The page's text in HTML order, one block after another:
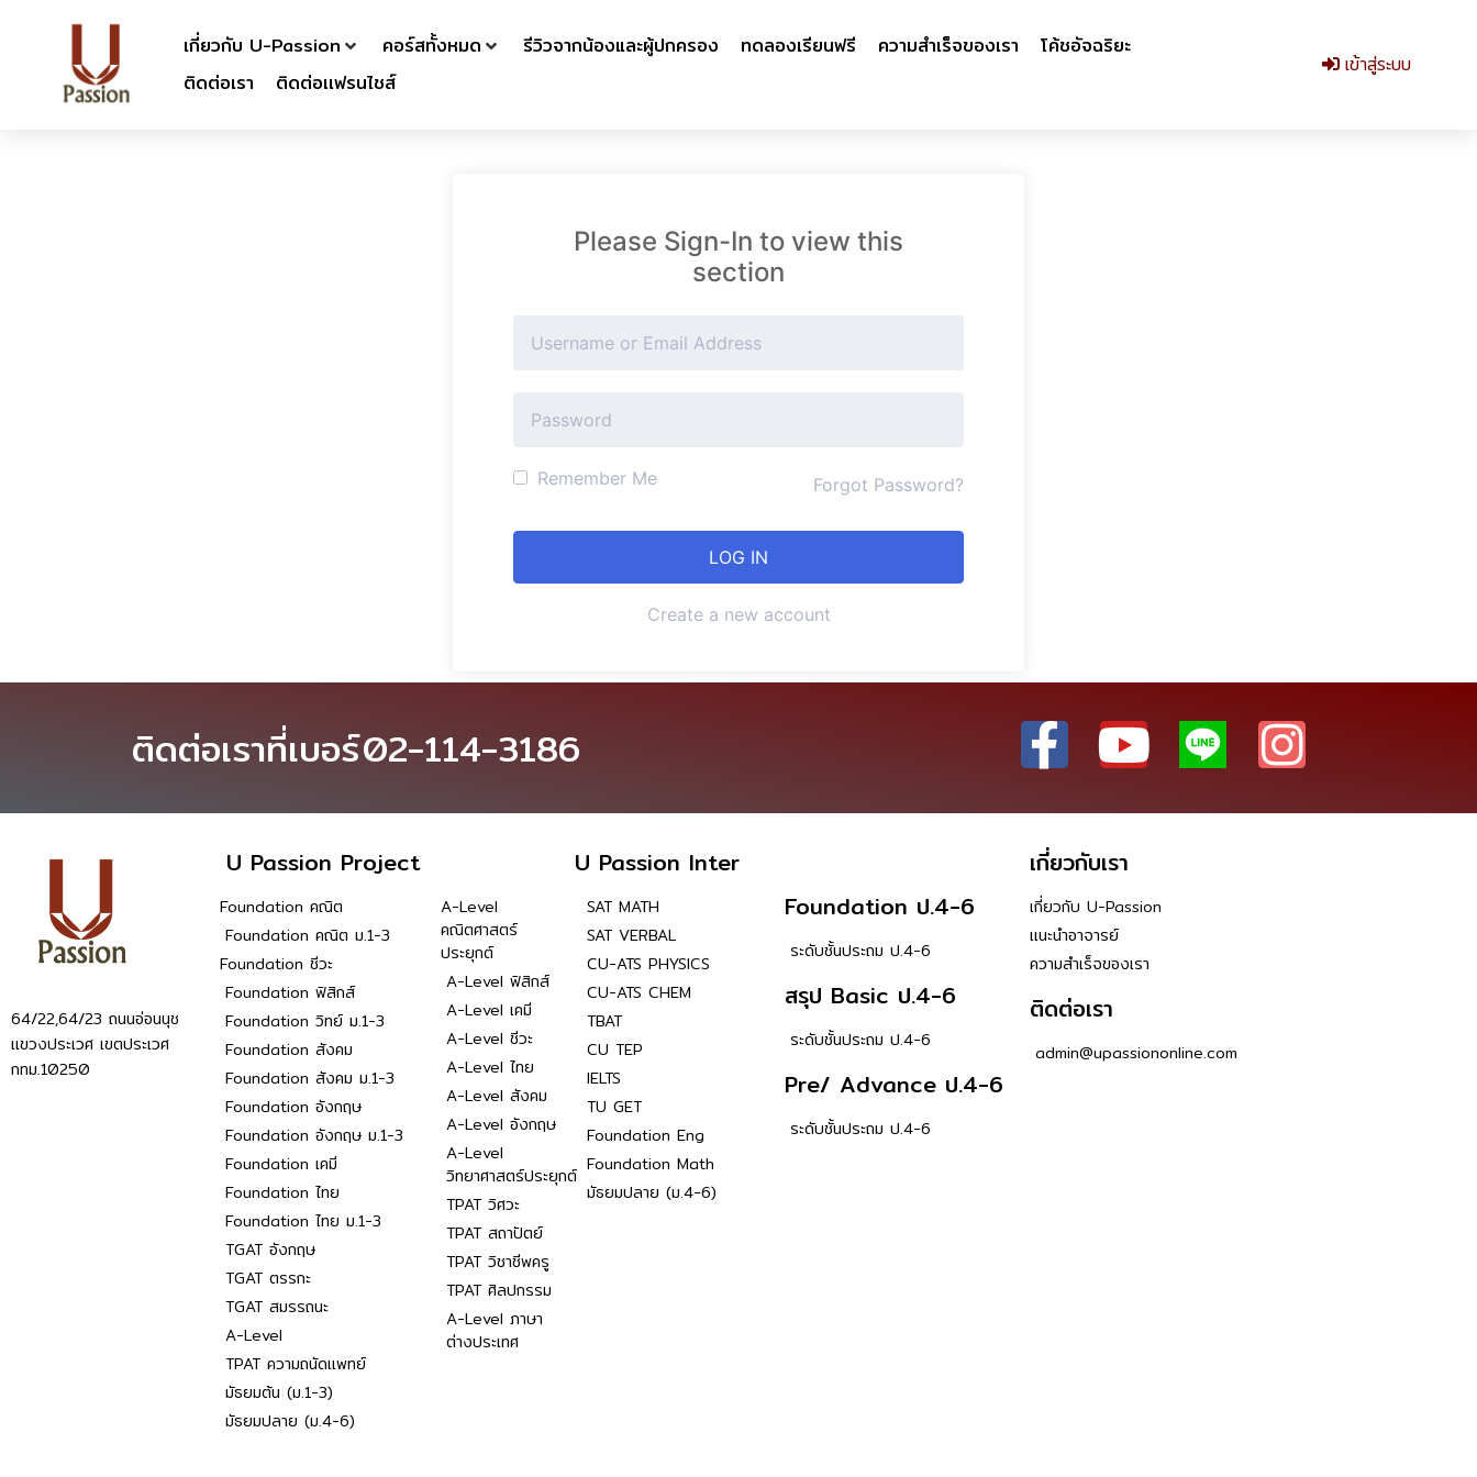
เกี่ยวกับ U-Passion คอร์สทั้งหมด รีวิวจากน้องและผู้ปกครอง ทดลองเรียนฟรี ความสำเร็จของเรา
โค้ชอัจฉริยะ
ติดต่อเรา
ติดต่อเเฟรนไชส์
เข้าสู่ระบบ
Please Sign-In to view this
section
Remember Me Forgot Password?
Create a new account
ติดต่อเราที่เบอร์02-114-3186
U Passion Project U Passion Inter เกี่ยวกับเรา
64/22,64/23 ถนนอ่อนนุช
แขวงประเวศ เขตประเวศ
กทม.10250
Foundation คณิต
Foundation คณิต ม.1-3
Foundation ชีวะ
Foundation ฟิสิกส์
Foundation วิทย์ ม.1-3
Foundation สังคม
Foundation สังคม ม.1-3
Foundation อังกฤษ
Foundation อังกฤษ ม.1-3
Foundation เคมี
Foundation ไทย
Foundation ไทย ม.1-3
TGAT อังกฤษ
TGAT ตรรกะ
TGAT สมรรถนะ
A-Level
TPAT ความถนัดแพทย์
มัธยมต้น (ม.1-3)
มัธยมปลาย (ม.4-6)
A-Level
คณิตศาสตร์
ประยุกต์
A-Level ฟิสิกส์
A-Level เคมี
A-Level ชีวะ
A-Level ไทย
A-Level สังคม
A-Level อังกฤษ
A-Level
วิทยาศาสตร์ประยุกต์
TPAT วิศวะ
TPAT สถาปัตย์
TPAT วิชาชีพครู
TPAT ศิลปกรรม
A-Level ภาษา
ต่างประเทศ
SAT MATH
SAT VERBAL
CU-ATS PHYSICS
CU-ATS CHEM
TBAT
CU TEP
IELTS
TU GET
Foundation Eng
Foundation Math
มัธยมปลาย (ม.4-6)
Foundation ป.4-6
ระดับชั้นประถม ป.4-6
สรุป Basic ป.4-6
ระดับชั้นประถม ป.4-6
Pre/ Advance ป.4-6
ระดับชั้นประถม ป.4-6
เกี่ยวกับ U-Passion
แนะนำอาจารย์
ความสำเร็จของเรา
ติดต่อเรา
admin@upassiononline.com